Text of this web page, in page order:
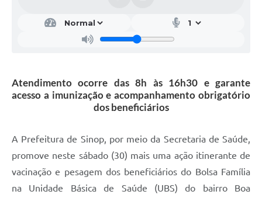
Atendimento ocorre das 8h às 16h30 e garante
acesso a imunização e acompanhamento obrigatório
dos beneficiários
A Prefeitura de Sinop, por meio da Secretaria de Saúde,
promove neste sábado (30) mais uma ação itinerante de
vacinação e pesagem dos beneficiários do Bolsa Família
na Unidade Básica de Saúde (UBS) do bairro Boa